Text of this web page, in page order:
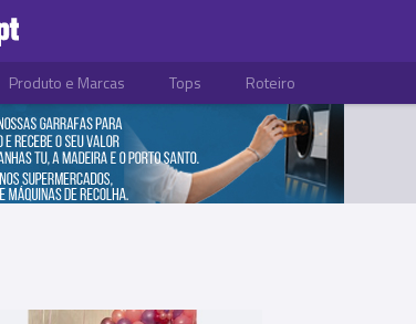
Produto e Marcas Tops Roteiro